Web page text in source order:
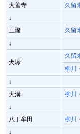
大善寺
久留
↓
三潴
久留
↓
犬塚
久留
柳川
↓
大溝
柳川
↓
八丁牟田
柳川
↓